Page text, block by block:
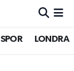
SPOR LONDRA